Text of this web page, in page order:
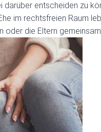
entscheiden zu
im rechtsfreien Raum
oder die Eltern